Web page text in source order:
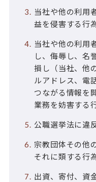
当社や他の利用
益を侵害する行
当社や他の利用
し、侮辱し、名
損し（当社、他
ルアドレス、電
つながる情報を
業務を妨害する
公職選挙法に違
宗教団体その他
それに類する行
出資、寄付、資